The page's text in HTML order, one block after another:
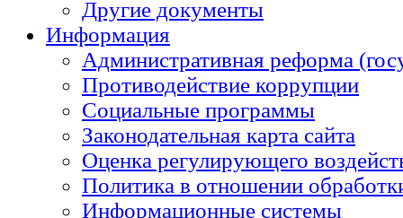
Другие документы
Информация
Административная реформа
Противодействие коррупции
Социальные программы
Законодательная карта сайта
Оценка регулирующего
Политика в отношении
Информационные системы